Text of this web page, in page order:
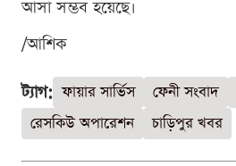
আসা সম্ভব হয়েছে।
/আশিক
ট্যাগ: ফায়ার সার্ভিস ফেনী সংবাদ
রেসকিউ অপারেশন
চাড়িপুর খবর